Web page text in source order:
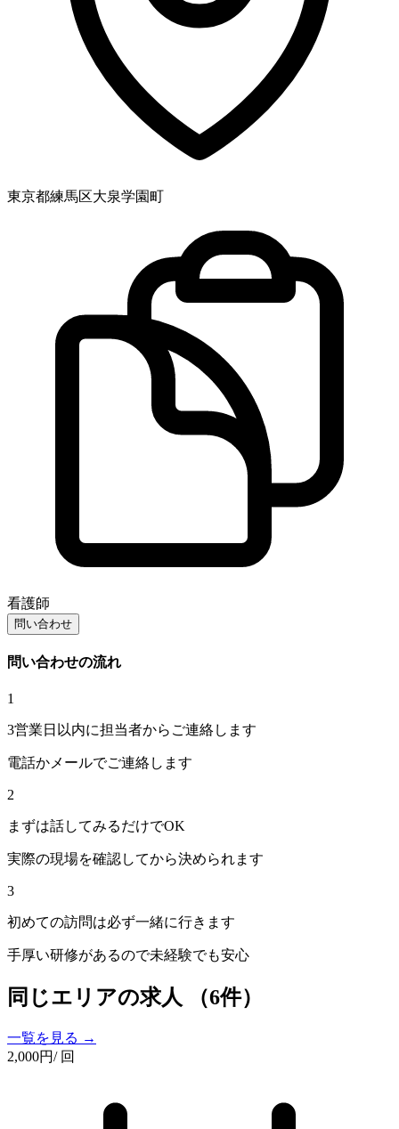
東京都練馬区大泉学園町
看護師
問い合わせ
問い合わせの流れ
1
3営業日以内に担当者からご連絡します
電話かメールでご連絡します
2
まずは話してみるだけでOK
実際の現場を確認してから決められます
3
初めての訪問は必ず一緒に行きます
手厚い研修があるので未経験でも安心
同じエリアの求人 （6件）
一覧を見る →
2,000円/ 回